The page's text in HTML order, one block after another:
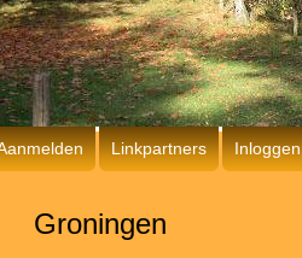
Linkpartners Inloggen
Groningen